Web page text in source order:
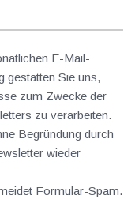
E-Mail-
gestatten Sie uns,
zum Zwecke der
zu verarbeiten.
Begründung durch
wieder
Formular-Spam.